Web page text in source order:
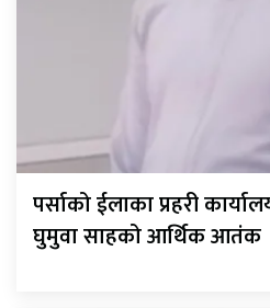
पर्साको ईलाका प्रहरी
घुमुवा साहको आर्थिक आतंक